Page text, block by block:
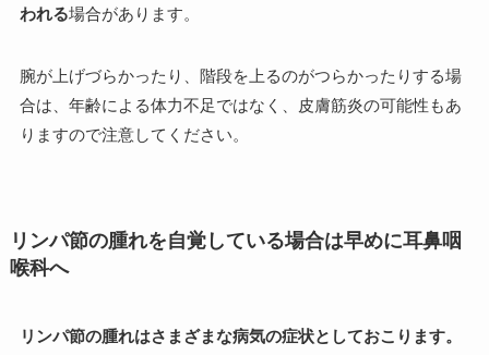
われる場合があります。
腕が上げづらかったり、階段を上るのがつらかったりする場
合は、年齢による体力不足ではなく、皮膚筋炎の可能性もあ
りますので注意してください。
リンパ節の腫れを自覚している場合は早めに耳鼻咽
喉科へ
リンパ節の腫れはさまざまな病気の症状としておこります。